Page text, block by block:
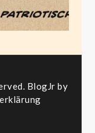
BlogJr by